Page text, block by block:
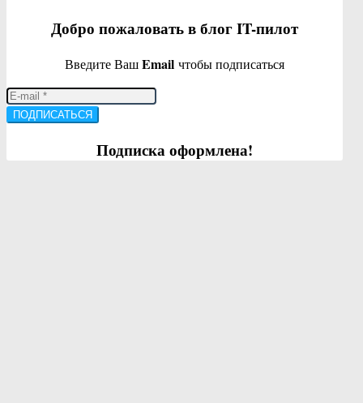
Добро пожаловать в блог IT-пилот
Введите ВашEmail чтобы подписаться
ПОДПИСАТЬСЯ
Подписка оформлена!